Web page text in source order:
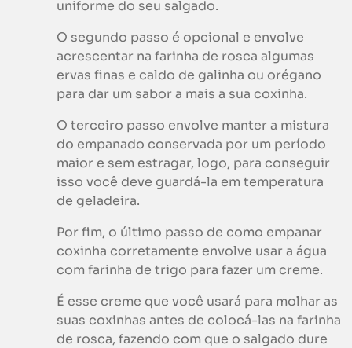
uniforme do seu salgado.
O segundo passo é opcional e envolve
acrescentar na farinha de rosca algumas
ervas finas e caldo de galinha ou orégano
para dar um sabor a mais a sua coxinha.
O terceiro passo envolve manter a mistura
do empanado conservada por um período
maior e sem estragar, logo, para conseguir
isso você deve guardá-la em temperatura
de geladeira.
Por fim, o último passo de como empanar
coxinha corretamente envolve usar a água
com farinha de trigo para fazer um creme.
É esse creme que você usará para molhar as
suas coxinhas antes de colocá-las na farinha
de rosca, fazendo com que o salgado dure